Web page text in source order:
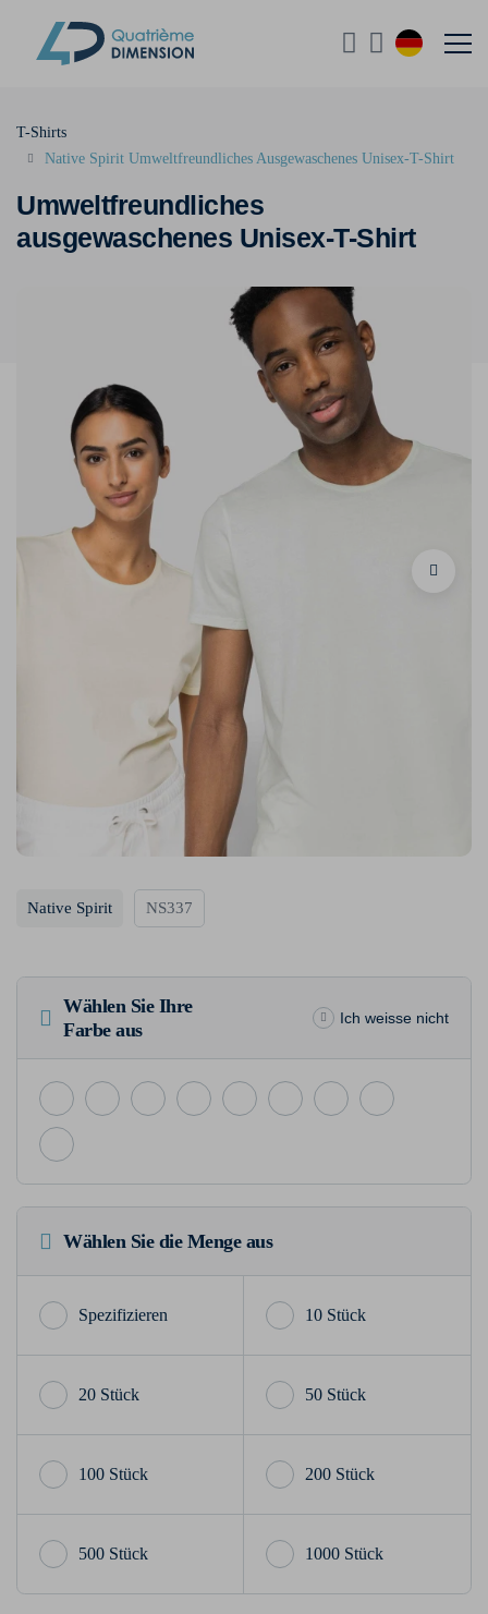
Umweltfreundliches
ausgewaschenes Unisex-T-Shirt
T-Shirts
Native Spirit Umweltfreundliches Ausgewaschenes Unisex-T-Shirt
Native Spirit NS337
Wählen Sie Ihre
Farbe aus
Ich weisse nicht
Wählen Sie die Menge aus
10 Stück
20 Stück 50 Stück
100 Stück 200 Stück
500 Stück 1000 Stück